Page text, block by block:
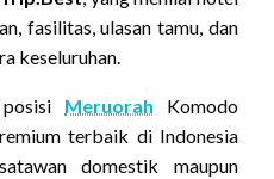
fasilitas, ulasan tamu, dan
keseluruhan.
Meruorah Komodo
terbaik di Indonesia
domestik maupun